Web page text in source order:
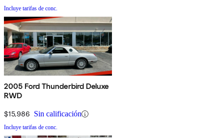
Incluye tarifas de conc.
2005 Ford Thunderbird Deluxe
RWD
$15,986 Sin calificación
Incluye tarifas de conc.